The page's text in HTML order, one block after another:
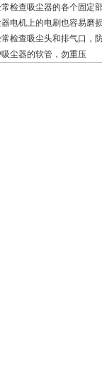
检查吸尘器的各个固定
电机上的电刷也容易磨
检查吸尘头和排气口，
尘器的软管，勿重压